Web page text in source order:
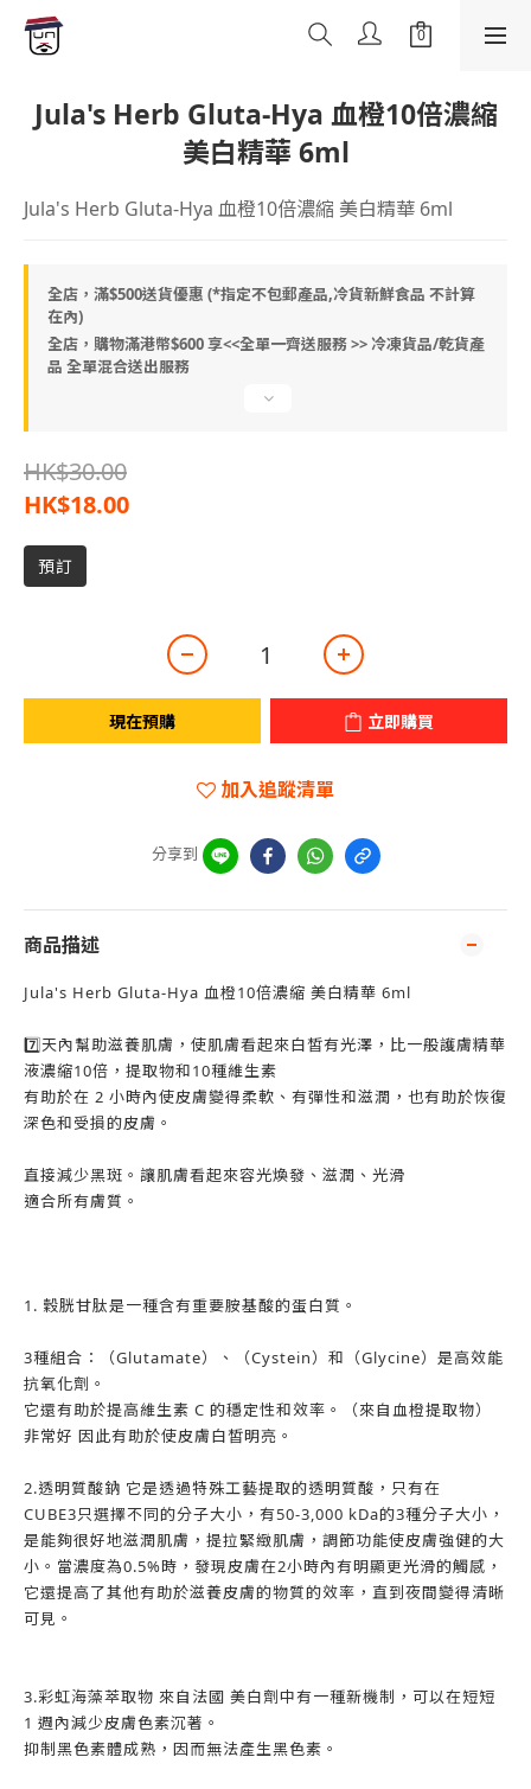
Jula's Herb Gluta-Hya 血橙10倍濃縮
美白精華 6ml
Jula's Herb Gluta-Hya 血橙10倍濃縮 美白精華 6ml
全店，滿$500送貨優惠 (*指定不包郵產品,冷貨新鮮食品 不計算
在內)
全店，購物滿港幣$600 享<<全單一齊送服務 >> 冷凍貨品/乾貨產
品 全單混合送出服務
HK$30.00
HK$18.00
預訂
現在預購 立即購買
加入追蹤清單
分享到
商品描述
Jula's Herb Gluta-Hya 血橙10倍濃縮 美白精華 6ml
7️⃣天內幫助滋養肌膚，使肌膚看起來白皙有光澤，比一般護膚精華
液濃縮10倍，提取物和10種維生素
有助於在 2 小時內使皮膚變得柔軟、有彈性和滋潤，也有助於恢復
深色和受損的皮膚。
直接減少黑斑。讓肌膚看起來容光煥發、滋潤、光滑
適合所有膚質。
1. 穀胱甘肽是一種含有重要胺基酸的蛋白質。
3種組合：（Glutamate）、（Cystein）和（Glycine）是高效能
抗氧化劑。
它還有助於提高維生素 C 的穩定性和效率。（來自血橙提取物）
非常好 因此有助於使皮膚白皙明亮。
2.透明質酸鈉 它是透過特殊工藝提取的透明質酸，只有在
CUBE3只選擇不同的分子大小，有50-3,000 kDa的3種分子大小，
是能夠很好地滋潤肌膚，提拉緊緻肌膚，調節功能使皮膚強健的大
小。當濃度為0.5%時，發現皮膚在2小時內有明顯更光滑的觸感，
它還提高了其他有助於滋養皮膚的物質的效率，直到夜間變得清晰
可見。
3.彩虹海藻萃取物 來自法國 美白劑中有一種新機制，可以在短短
1 週內減少皮膚色素沉著。
抑制黑色素體成熟，因而無法產生黑色素。